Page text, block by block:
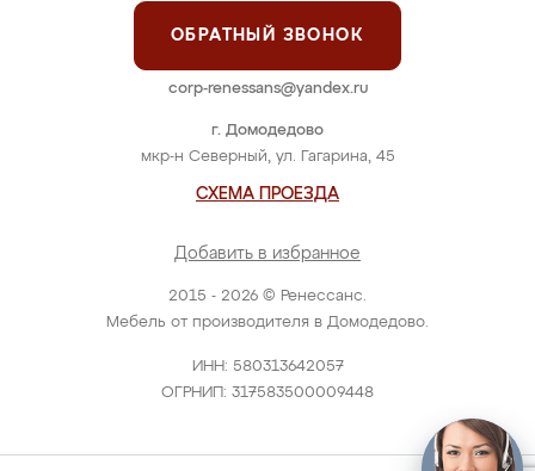
2015 - 2026 © Ренессанс.
Мебель от производителя в Домодедово.
ИНН: 580313642057
ОГРНИП: 317583500009448
г. Домодедово
мкр-н Северный, ул. Гагарина, 45
СХЕМА ПРОЕЗДА
Добавить в избранное
ОБРАТНЫЙ ЗВОНОК
corp-renessans@yandex.ru